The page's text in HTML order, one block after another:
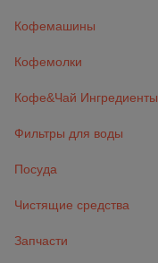
Кофемашины
Кофемолки
Кофе&Чай Ингредиенты
Фильтры для воды
Посуда
Чистящие средства
Запчасти